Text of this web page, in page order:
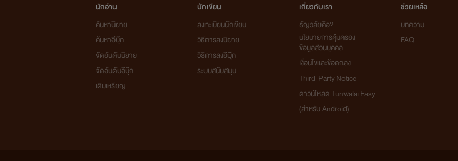
นักอ่าน
ค้นหานิยาย
ค้นหาอีบุ๊ก
จัดอันดับนิยาย
จัดอันดับอีบุ๊ก
เติมเหรียญ
นักเขียน
ลงทะเบียนนักเขียน
วิธีการลงนิยาย
วิธีการลงอีบุ๊ก
ระบบสนับสนุน
เกี่ยวกับเรา
ธัญวลัยคือ?
นโยบายการคุ้มครอง
ข้อมูลส่วนบุคคล
เงื่อนไขและข้อตกลง
Third-Party Notice
ดาวน์โหลด Tunwalai Easy
(สำหรับ Android)
ช่วยเหลือ
บทความ
FAQ